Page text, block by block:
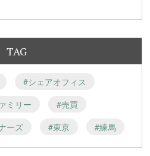
TAG
#シェアオフィス
ミリー
#売買
ーズ #東京 #練馬